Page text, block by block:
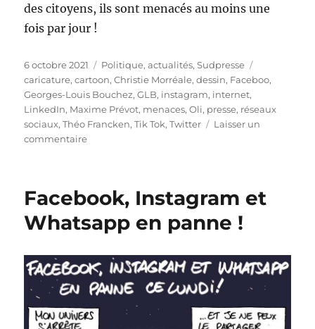
des citoyens, ils sont menacés au moins une
fois par jour !
Publié
le
6 octobre 2021 Catégories
Politique, actualités,Sudpresse
caricature,cartoon,Christie Morréale,dessin, Faceboo,
Georges-Louis Bouchez,GLB, instagram, internet,
LinkedIn, Maxime Prévot, menaces,Oli, presse, réseaux
sociaux,Théo Francken,Tik Tok,Twitter
Laisser un
commentairesur
!
Facebook, Instagram et
Whatsapp en panne !